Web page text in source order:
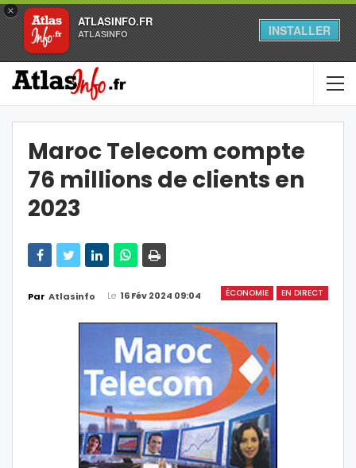
×
ATLASINFO.FR
ATLASINFO INSTALLER
Maroc Telecom compte
76 millions de clients en
2023
ÉCONOMIE EN DIRECT
Par Atlasinfo Le 16 Fév 2024 09:04